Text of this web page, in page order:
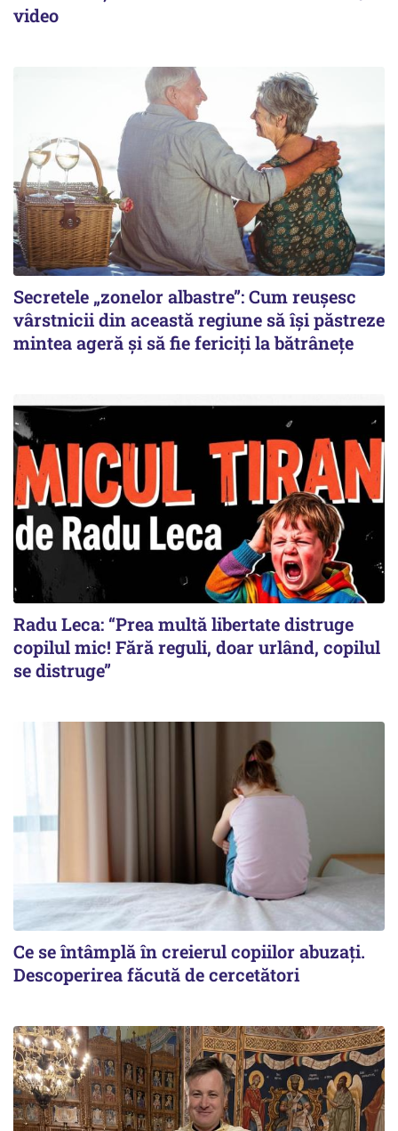
video
Secretele „zonelor albastre”: Cum reușesc
vârstnicii din această regiune să își păstreze
mintea ageră și să fie fericiți la bătrânețe
Radu Leca: “Prea multă libertate distruge
copilul mic! Fără reguli, doar urlând, copilul
se distruge”
Ce se întâmplă în creierul copiilor abuzați.
Descoperirea făcută de cercetători